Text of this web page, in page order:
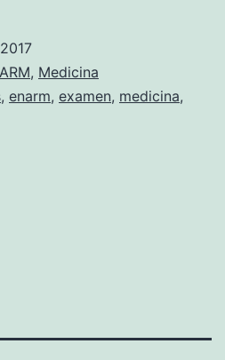
, Medicina
, enarm, examen, medicina,